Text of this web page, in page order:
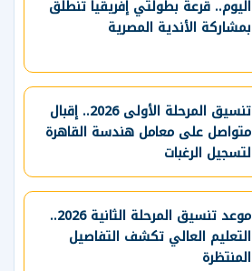
اليوم.. قرعة بطولتي إفريقيا تنطلق
بمشاركة الأندية المصرية
تنسيق المرحلة الأولى 2026.. إقبال
متواصل على معامل هندسة القاهرة
لتسجيل الرغبات
موعد تنسيق المرحلة الثانية 2026..
التعليم العالي تكشف التفاصيل
المنتظرة